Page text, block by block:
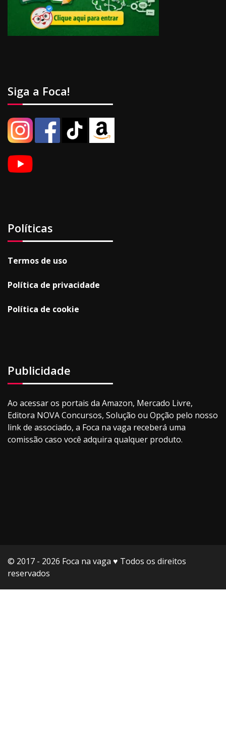
Siga a Foca!
Políticas
Termos de uso
Política de privacidade
Política de cookie
Publicidade
Ao acessar os portais da Amazon, Mercado Livre,
Editora NOVA Concursos, Solução ou Opção pelo nosso
link de associado, a Foca na vaga receberá uma
comissão caso você adquira qualquer produto.
© 2017 - 2026 Foca na vaga ♥️ Todos os direitos
reservados